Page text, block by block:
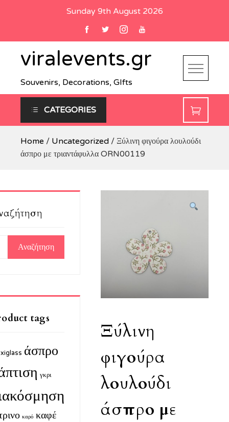
Sunday 9th August 2026
viralevents.gr
Souvenirs, Decorations, GIfts
CATEGORIES
Home / Uncategorized / Ξύλινη φιγούρα λουλούδι
άσπρο με τριαντάφυλλα ORN00119
Ξύλινη
φιγούρα
λουλούδι
άσπρο με
tags
άσπρο
γκρι
καρό καφέ